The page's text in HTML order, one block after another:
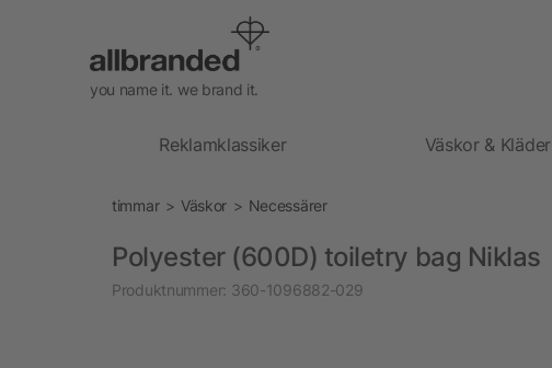
you name it. we brand it.
Reklamklassiker Väskor & Kläder
timmar Väskor Necessärer
Polyester (600D) toiletry bag Niklas
Produktnummer: 360-1096882-029